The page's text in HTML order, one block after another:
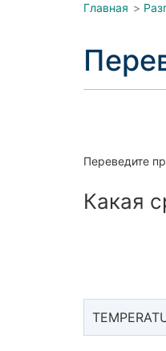
Главная >
Переведите
Какая